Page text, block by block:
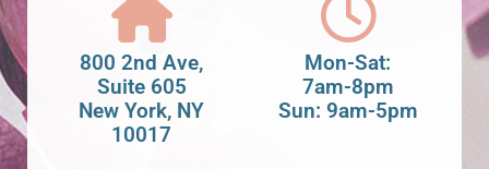
800 2nd Ave,
Suite 605
New York, NY
10017
Mon-Sat:
7am-8pm
Sun: 9am-5pm